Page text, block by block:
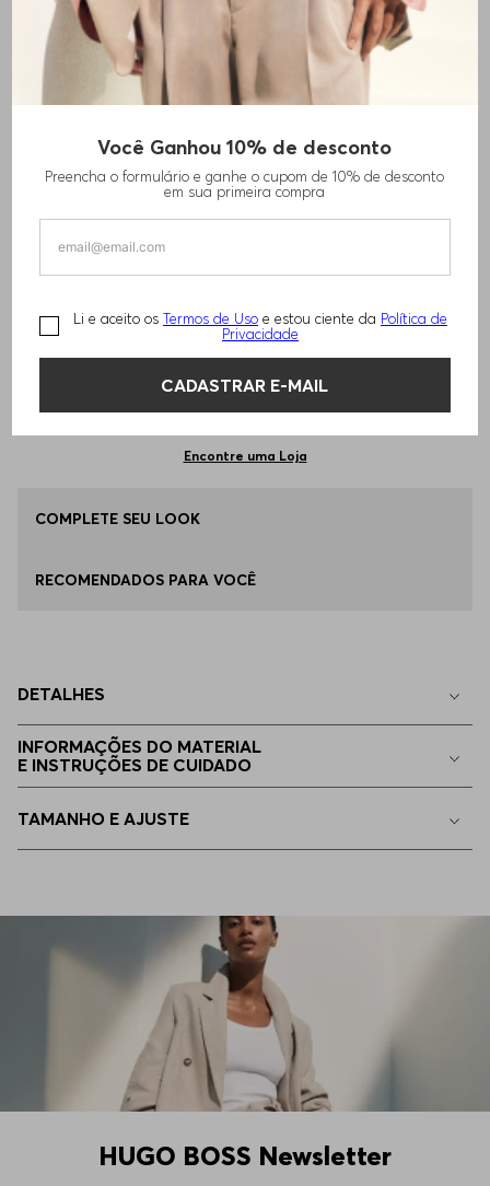
Você Ganhou 10% de desconto
Preencha o formulário e ganhe o cupom de 10% de desconto
em sua primeira compra
Li e aceito os Termos de Uso e estou ciente da Política de
Privacidade
CADASTRAR E-MAIL
VESTIDO FORMAL EM MISTURA DE LÃ
VIRGEM
R$ 3.070,00
TAMANHO -40 Informações do Tamanho
Qual o seu Tamanho? Tabela de Tamanhos
36
38
42 Indisponível
44 Indisponível
46 Indisponível
Encontre uma Loja
COMPLETE SEU LOOK
RECOMENDADOS PARA VOCÊ
DETALHES
INFORMAÇÕES DO MATERIAL
E INSTRUÇÕES DE CUIDADO
TAMANHO E AJUSTE
HUGO BOSS Newsletter